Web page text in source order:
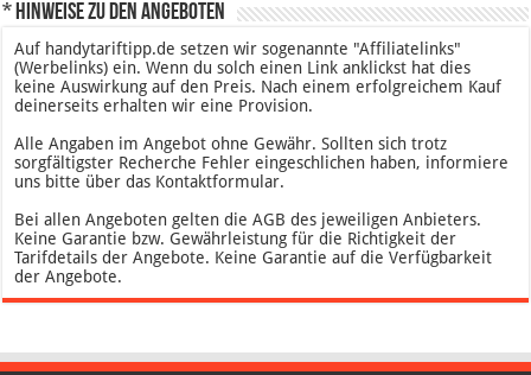
* Hinweise zu den Angeboten
Auf handytariftipp.de setzen wir sogenannte "Affiliatelinks"
(Werbelinks) ein. Wenn du solch einen Link anklickst hat dies
keine Auswirkung auf den Preis. Nach einem erfolgreichem Kauf
deinerseits erhalten wir eine Provision.
Alle Angaben im Angebot ohne Gewähr. Sollten sich trotz
sorgfältigster Recherche Fehler eingeschlichen haben, informiere
uns bitte über das Kontaktformular.
Bei allen Angeboten gelten die AGB des jeweiligen Anbieters.
Keine Garantie bzw. Gewährleistung für die Richtigkeit der
Tarifdetails der Angebote. Keine Garantie auf die Verfügbarkeit
der Angebote.